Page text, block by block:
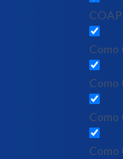
COAP
Como
Como
Como
Como